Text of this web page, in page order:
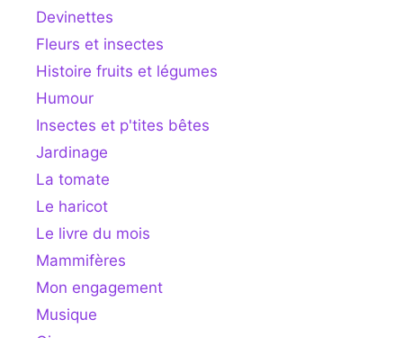
Devinettes
Fleurs et insectes
Histoire fruits et légumes
Humour
Insectes et p'tites bêtes
Jardinage
La tomate
Le haricot
Le livre du mois
Mammifères
Mon engagement
Musique